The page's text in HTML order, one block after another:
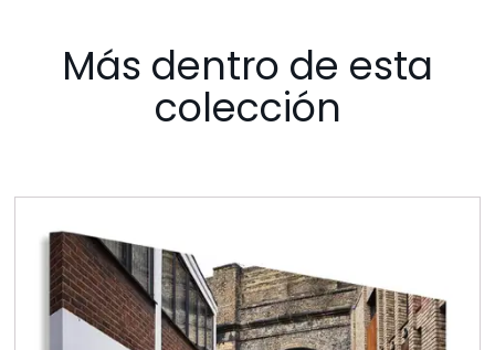
Más dentro de esta
colección